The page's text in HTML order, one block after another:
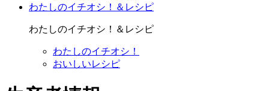
わたしのイチオシ！＆レシピ
わたしのイチオシ！＆レシピ
わたしのイチオシ！
おいしいレシピ